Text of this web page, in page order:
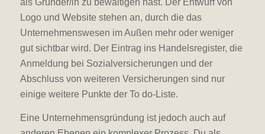
als Gründer/in zu bewältigen hast. Der Entwurf von
Logo und Website stehen an, durch die das
Unternehmenswesen im Außen mehr oder weniger
gut sichtbar wird. Der Eintrag ins Handelsregister, die
Anmeldung bei Sozialversicherungen und der
Abschluss von weiteren Versicherungen sind nur
einige weitere Punkte der To do-Liste.
Eine Unternehmensgründung ist jedoch auch auf